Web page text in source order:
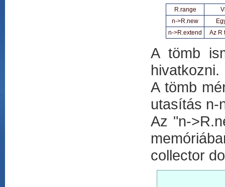
R.range
n->R.new
n->R.extend
Az R
A tömb
hivatkozni.
A tömb
utasítás
Az "n-
collector